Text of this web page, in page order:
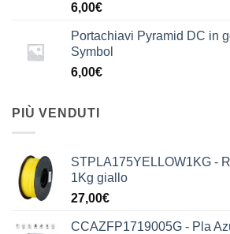
6,00€
Portachiavi Pyramid DC in
Symbol
6,00€
PIÙ VENDUTI
STPLA175YELLOW1KG -
1Kg giallo
27,00€
CCAZFP1719005G - Pla